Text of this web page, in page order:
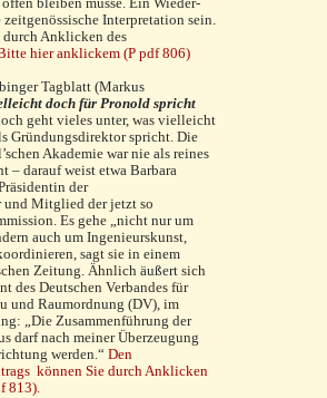
Interpretation sein.
Anklicken des
hier anklickem (P pdf 806)
Tagblatt (Markus
doch für Pronold spricht
geht vieles unter, was vielleicht
Gründungs­direk­tor spricht. Die
Aka­demie war nie als reines
– darauf weist etwa Barbara
der
und Mitglied der jetzt so
Es gehe „nicht nur um
auch um Ingenieurskunst,
sagt sie in einem
Zeitung. Ähnlich äußert sich
des Deutschen Verbandes für
und Raumordnung (DV), im
„Die Zusammen­führung der
darf nach meiner Überzeugung
werden.“ Den
können Sie durch Anklicken
813).